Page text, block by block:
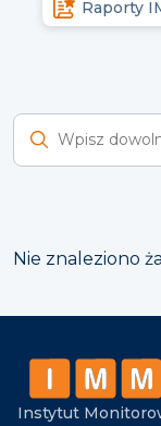
Raporty
Nie znaleziono
Instytut